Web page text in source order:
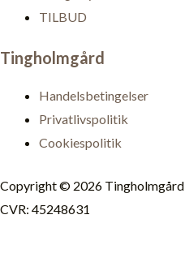
TILBUD
Tingholmgård
Handelsbetingelser
Privatlivspolitik
Cookiespolitik
Copyright © 2026 Tingholmgård
CVR: 45248631